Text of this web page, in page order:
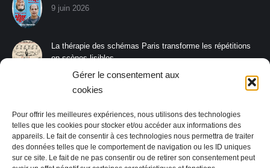
Gérer le consentement aux
cookies
Pour offrir les meilleures expériences, nous utilisons des technologies
telles que les cookies pour stocker et/ou accéder aux informations des
appareils. Le fait de consentir à ces technologies nous permettra de traiter
des données telles que le comportement de navigation ou les ID uniques
sur ce site. Le fait de ne pas consentir ou de retirer son consentement peut
9 juin 2026
La thérapie des schémas Paris transforme les répétitions
en scènes lisibles
8 juin 2026
La thérapie des schémas Paris aide à s’affirmer sans
26 mai 2026